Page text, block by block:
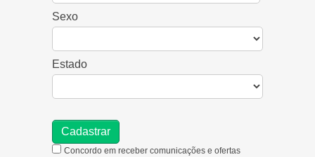
Sexo
Estado
Concordo em receber comunicações e ofertas